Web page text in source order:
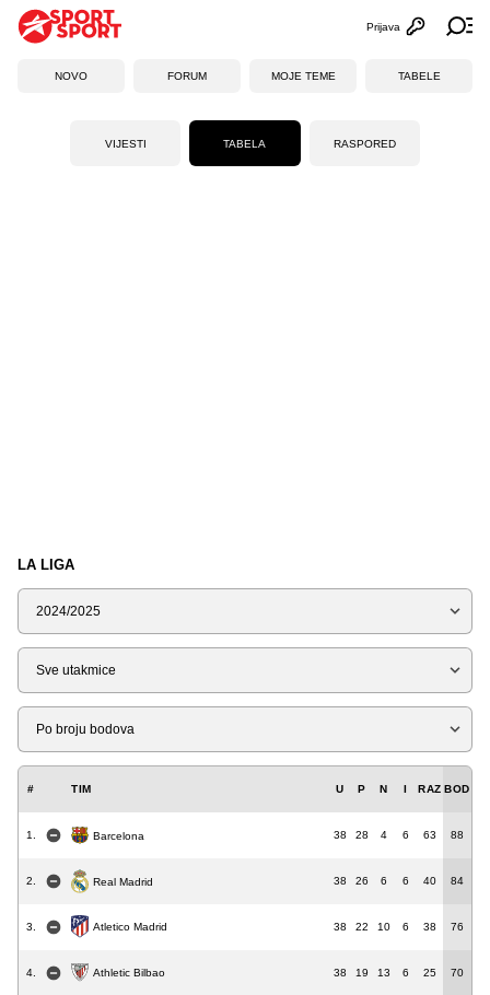
Otvori
Prijava
NOVO FORUM MOJE TEME TABELE
VIJESTI TABELA RASPORED
LA LIGA
Sezona
Tip
Liga
# TIM U P N I RAZ BOD
1. Barcelona 38 28 4 6 63 88
2. Real Madrid 38 26 6 6 40 84
3. Atletico Madrid 38 22 10 6 38 76
4. Athletic Bilbao 38 19 13 6 25 70